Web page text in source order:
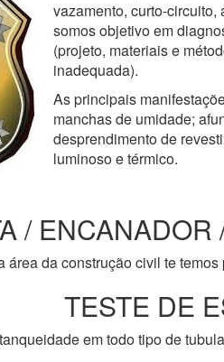
vazamento, curto-
somos objetivo em
(projeto, materiais e
inadequada).
As principais
manchas de umidade;
desprendimento de
luminoso e térmico.
/
área da construção civil te
TESTE DE
em todo tipo de